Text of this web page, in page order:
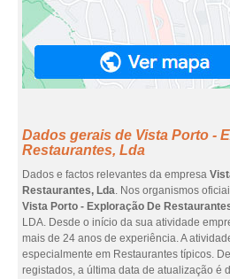
Dados gerais de Vista Porto -
Restaurantes, Lda
Dados e factos relevantes da empresa
Restaurantes, Lda. Nos organismos
Vista Porto - Exploração De
LDA. Desde o início da sua atividade
mais de 24 anos de experiência. A
especialmente em Restaurantes típicos.
registados, a última data de atualização é